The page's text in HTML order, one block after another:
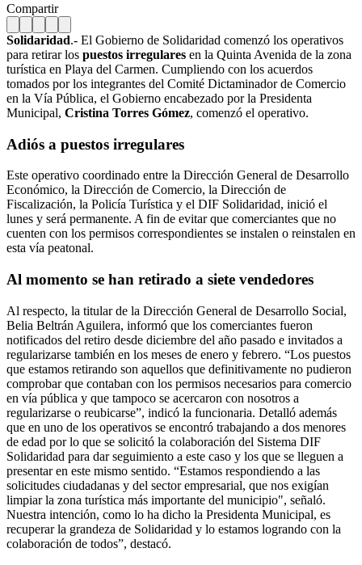
Compartir
Solidaridad.- El Gobierno de Solidaridad comenzó los operativos
para retirar los puestos irregulares en la Quinta Avenida de la zona
turística en Playa del Carmen. Cumpliendo con los acuerdos
tomados por los integrantes del Comité Dictaminador de Comercio
en la Vía Pública, el Gobierno encabezado por la Presidenta
Municipal, Cristina Torres Gómez, comenzó el operativo.
Adiós a puestos irregulares
Este operativo coordinado entre la Dirección General de Desarrollo
Económico, la Dirección de Comercio, la Dirección de
Fiscalización, la Policía Turística y el DIF Solidaridad, inició el
lunes y será permanente. A fin de evitar que comerciantes que no
cuenten con los permisos correspondientes se instalen o reinstalen en
esta vía peatonal.
Al momento se han retirado a siete vendedores
Al respecto, la titular de la Dirección General de Desarrollo Social,
Belia Beltrán Aguilera, informó que los comerciantes fueron
notificados del retiro desde diciembre del año pasado e invitados a
regularizarse también en los meses de enero y febrero. “Los puestos
que estamos retirando son aquellos que definitivamente no pudieron
comprobar que contaban con los permisos necesarios para comercio
en vía pública y que tampoco se acercaron con nosotros a
regularizarse o reubicarse”, indicó la funcionaria. Detalló además
que en uno de los operativos se encontró trabajando a dos menores
de edad por lo que se solicitó la colaboración del Sistema DIF
Solidaridad para dar seguimiento a este caso y los que se lleguen a
presentar en este mismo sentido. “Estamos respondiendo a las
solicitudes ciudadanas y del sector empresarial, que nos exigían
limpiar la zona turística más importante del municipio", señaló.
Nuestra intención, como lo ha dicho la Presidenta Municipal, es
recuperar la grandeza de Solidaridad y lo estamos logrando con la
colaboración de todos”, destacó.